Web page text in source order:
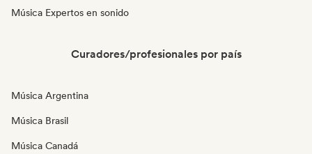
Música Expertos en sonido
Curadores/profesionales por país
Música Argentina
Música Brasil
Música Canadá